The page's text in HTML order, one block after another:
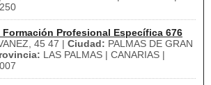
Profesional Específica 676
45 47 | Ciudad: PALMAS DE GRAN
LAS PALMAS | CANARIAS |